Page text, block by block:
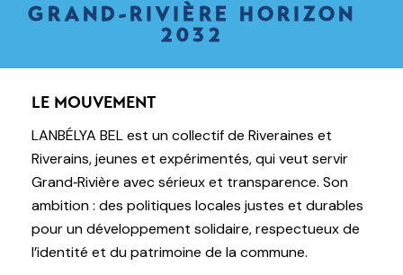
GRAND-RIVIÈRE HORIZON
2032
LE MOUVEMENT
LANBÉLYA BEL est un collectif de Riveraines et
Riverains, jeunes et expérimentés, qui veut servir
Grand‑Rivière avec sérieux et transparence. Son
ambition : des politiques locales justes et durables
pour un développement solidaire, respectueux de
l’identité et du patrimoine de la commune.